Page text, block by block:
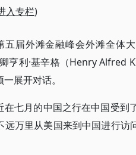
入专栏)
五届外滩金融峰会外滩全体
亨利·基辛格（Henry Alfred
展开对话。
在七月的中国之行在中国受到
远万里从美国来到中国进行